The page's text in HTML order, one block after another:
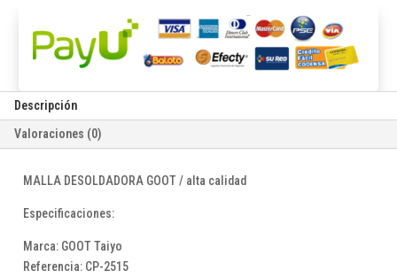
Descripción
Valoraciones (0)
MALLA DESOLDADORA GOOT / alta calidad
Especificaciones:
Marca: GOOT Taiyo
Referencia: CP-2515